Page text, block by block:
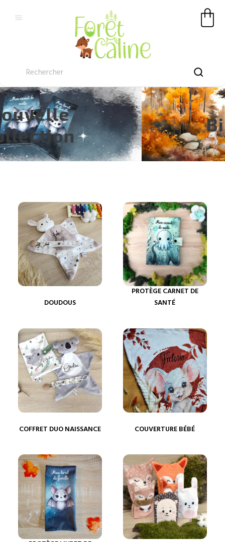

Bienvenue
DOUDOUS
PROTÈGE CARNET DE
SANTÉ
COFFRET DUO NAISSANCE COUVERTURE BÉBÉ